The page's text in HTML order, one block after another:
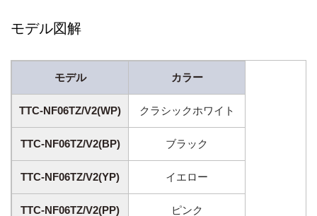
モデル図解
モデル カラー
TTC-NF06TZ/V2(WP) クラシックホワイト
TTC-NF06TZ/V2(BP) ブラック
TTC-NF06TZ/V2(YP) イエロー
TTC-NF06TZ/V2(PP) ピンク